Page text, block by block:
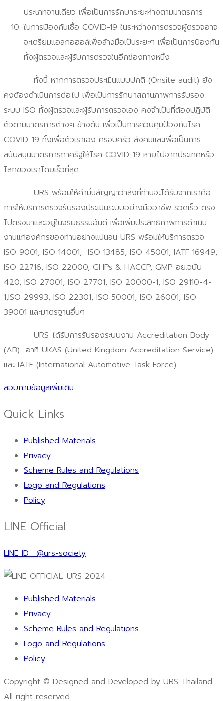
ประเภทจานเดียว เพื่อเป็นการรักษาระยะห่างตามมาตรการ
ในการป้องกันเชื้อ COVID-19 ในระหว่างการตรวจผู้ตรวจอาจ
จะเตรียมแอลกอฮอล์เพื่อล้างมือเป็นระยะๆ เพื่อเป็นการป้องกัน
ทั้งผู้ตรวจและผู้รับการตรวจในอีกช่องทางหนึ่ง
ทั้งนี้ หากการตรวจประเมินแบบปกติ (Onsite audit) ยัง
คงต้องดำเนินการต่อไป เพื่อเป็นการรักษาสถานภาพการรับรอง
ระบบ ISO ทั้งผู้ตรวจและผู้รับการตรวจเอง คงจำเป็นที่ต้องปฏิบัติ
ตัวตามมาตรการต่างๆ ข้างต้น เพื่อเป็นการควบคุมป้องกันโรค
COVID-19 ทั้งเพื่อตัวเราเอง ครอบครัว สังคมและเพื่อเป็นการ
สนับสนุนมาตรการภาครัฐให้โรค COVID-19 หายไปจากประเทศหรือ
โลกของเราโดยเร็วที่สุด
URS พร้อมให้คำมั่นสัญญาว่าสิ่งที่ท่านจะได้รับจากเราคือ
การให้บริการตรวจรับรองประเมินระบบอย่างมืออาชีพ รวดเร็ว ตรง
ไปตรงมาและอยู่ในจริยธรรมอันดี เพื่อเพิ่มประสิทธิภาพการดำเนิน
งานแก่องค์กรของท่านอย่างแน่นอน URS พร้อมให้บริการตรวจ
ISO 9001, ISO 14001, ISO 13485, ISO 45001, IATF 16949,
ISO 22716, ISO 22000, GHPs & HACCP, GMP อย.ฉบับ
420, ISO 27001, ISO 27701, ISO 20000-1, ISO 29110-4-
1,ISO 29993, ISO 22301, ISO 50001, ISO 26001, ISO
39001 และมาตรฐานอื่นๆ
URS ได้รับการรับรองระบบงาน Accreditation Body
(AB) อาทิ UKAS (United Kingdom Accreditation Service)
และ IATF (International Automotive Task Force)
สอบถามข้อมูลเพิ่มเติม
Quick Links
Published Materials
Privacy
Scheme Rules and Regulations
Logo and Regulations
Policy
LINE Official
LINE ID : @urs-society
Published Materials
Privacy
Scheme Rules and Regulations
Logo and Regulations
Policy
Copyright © Designed and Developed by URS Thailand
All right reserved